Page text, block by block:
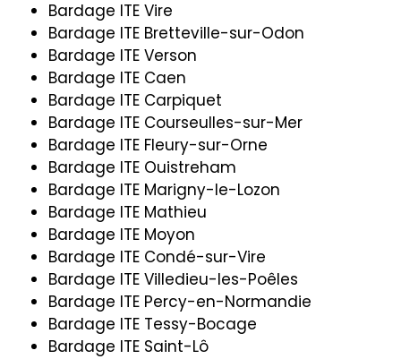
Bardage ITE Vire
Bardage ITE Bretteville-sur-Odon
Bardage ITE Verson
Bardage ITE Caen
Bardage ITE Carpiquet
Bardage ITE Courseulles-sur-Mer
Bardage ITE Fleury-sur-Orne
Bardage ITE Ouistreham
Bardage ITE Marigny-le-Lozon
Bardage ITE Mathieu
Bardage ITE Moyon
Bardage ITE Condé-sur-Vire
Bardage ITE Villedieu-les-Poêles
Bardage ITE Percy-en-Normandie
Bardage ITE Tessy-Bocage
Bardage ITE Saint-Lô